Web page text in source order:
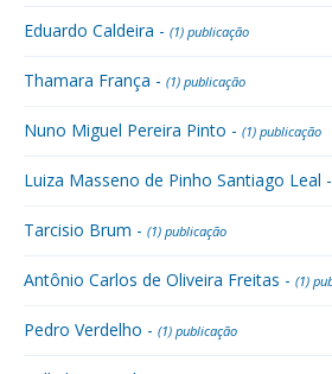
Eduardo Caldeira - (1) publicação
Thamara França - (1) publicação
Nuno Miguel Pereira Pinto - (1) publicação
Luiza Masseno de Pinho Santiago Leal -
Tarcisio Brum - (1) publicação
Antônio Carlos de Oliveira Freitas - (1)
Pedro Verdelho - (1) publicação